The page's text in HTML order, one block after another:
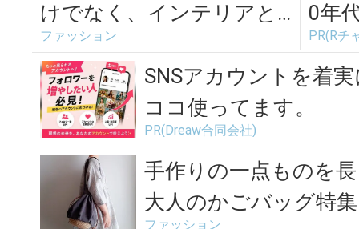
けでなく、インテリアと
しても使える。「menui」
のかごバ...
ファッション
0年
で見
PR(Rチ
SNSアカウントを着
ココ使ってます。
PR(Dreaw合同会社)
手作りの一点ものを
大人のかごバッグ特
ファッション